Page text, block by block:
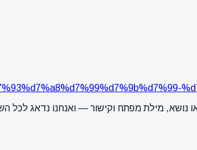
נושא, מילת מפתח וקישור — ואנחנו נדאג לכל